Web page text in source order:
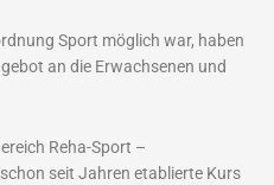
Sport möglich war, haben
an die Erwachsenen und
Reha-Sport –
seit Jahren etablierte Kurs